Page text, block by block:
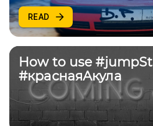
READ
How to use
#краснаяАкула